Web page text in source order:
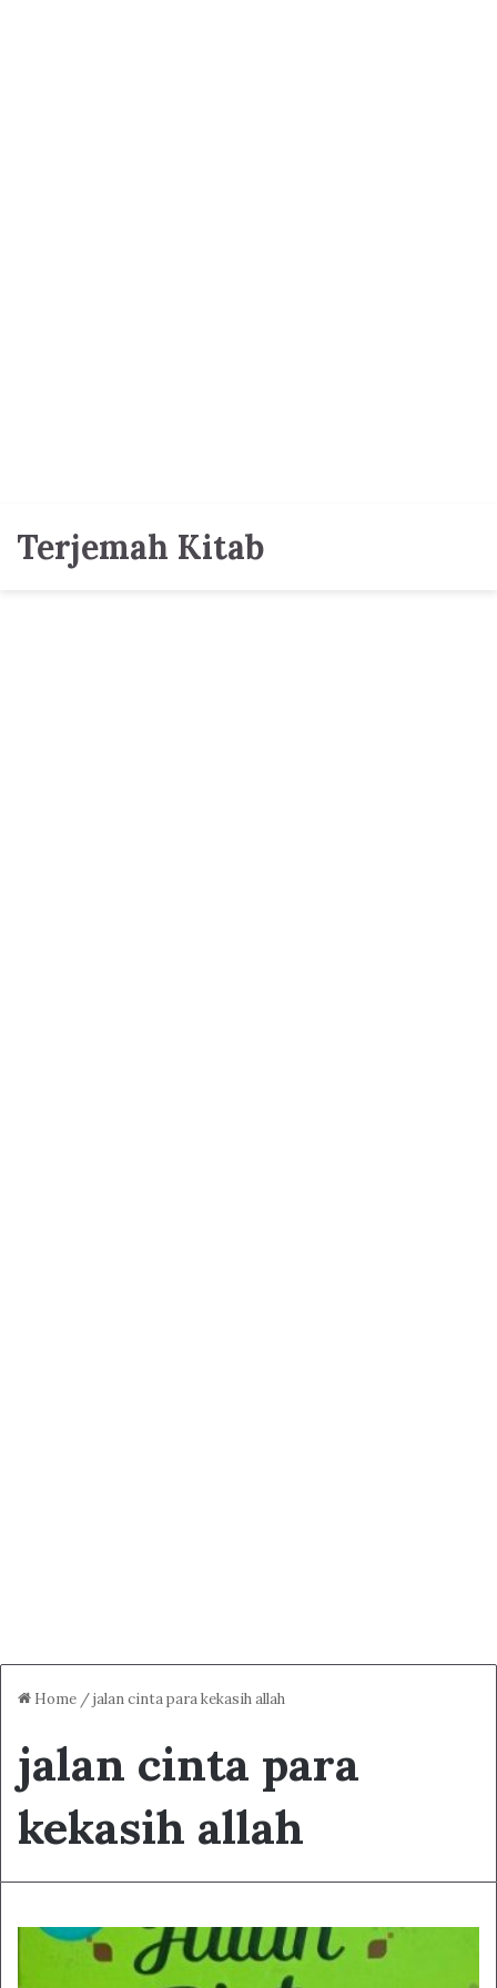
Terjemah Kitab
Home /jalan cinta para kekasih allah
jalan cinta para
kekasih allah